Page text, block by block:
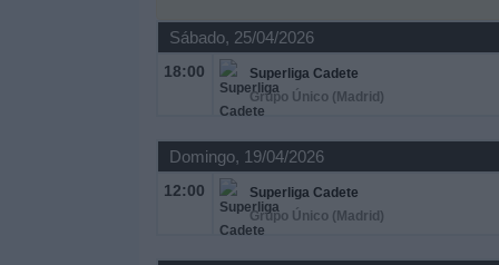
Sábado, 25/04/2026
18:00
Superliga Cadete
Grupo Único (Madrid)
Domingo, 19/04/2026
12:00
Superliga Cadete
Grupo Único (Madrid)